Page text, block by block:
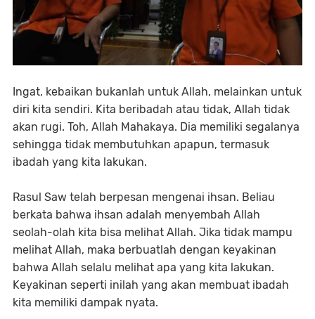
Ingat, kebaikan bukanlah untuk Allah, melainkan untuk
diri kita sendiri. Kita beribadah atau tidak, Allah tidak
akan rugi. Toh, Allah Mahakaya. Dia memiliki segalanya
sehingga tidak membutuhkan apapun, termasuk
ibadah yang kita lakukan.
Rasul Saw telah berpesan mengenai ihsan. Beliau
berkata bahwa ihsan adalah menyembah Allah
seolah-olah kita bisa melihat Allah. Jika tidak mampu
melihat Allah, maka berbuatlah dengan keyakinan
bahwa Allah selalu melihat apa yang kita lakukan.
Keyakinan seperti inilah yang akan membuat ibadah
kita memiliki dampak nyata.